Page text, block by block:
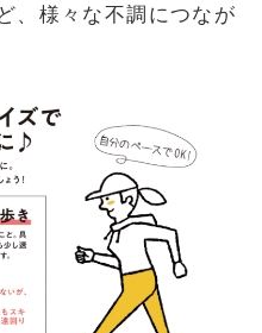
、様々な不調につなが